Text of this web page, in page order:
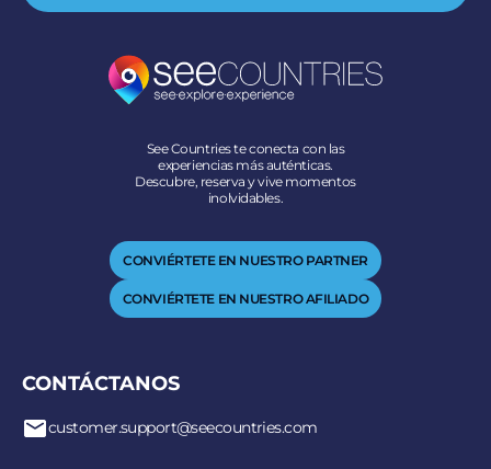
See Countries te conecta con las
experiencias más auténticas.
Descubre, reserva y vive momentos
inolvidables.
CONVIÉRTETE EN NUESTRO PARTNER
CONVIÉRTETE EN NUESTRO AFILIADO
CONTÁCTANOS
customer.support@seecountries.com